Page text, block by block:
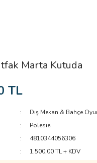
Marta Kutuda
TL
Dış Mekan & Bahçe
Polesie
4810344056306
1.500,00 TL + KDV